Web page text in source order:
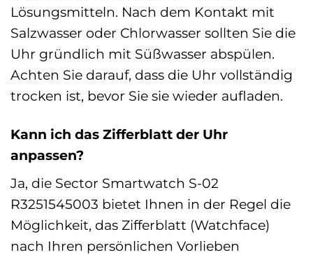
Lösungsmitteln. Nach dem Kontakt mit
Salzwasser oder Chlorwasser sollten Sie die
Uhr gründlich mit Süßwasser abspülen.
Achten Sie darauf, dass die Uhr vollständig
trocken ist, bevor Sie sie wieder aufladen.
Kann ich das Zifferblatt der Uhr
anpassen?
Ja, die Sector Smartwatch S-02
R3251545003 bietet Ihnen in der Regel die
Möglichkeit, das Zifferblatt (Watchface)
nach Ihren persönlichen Vorlieben